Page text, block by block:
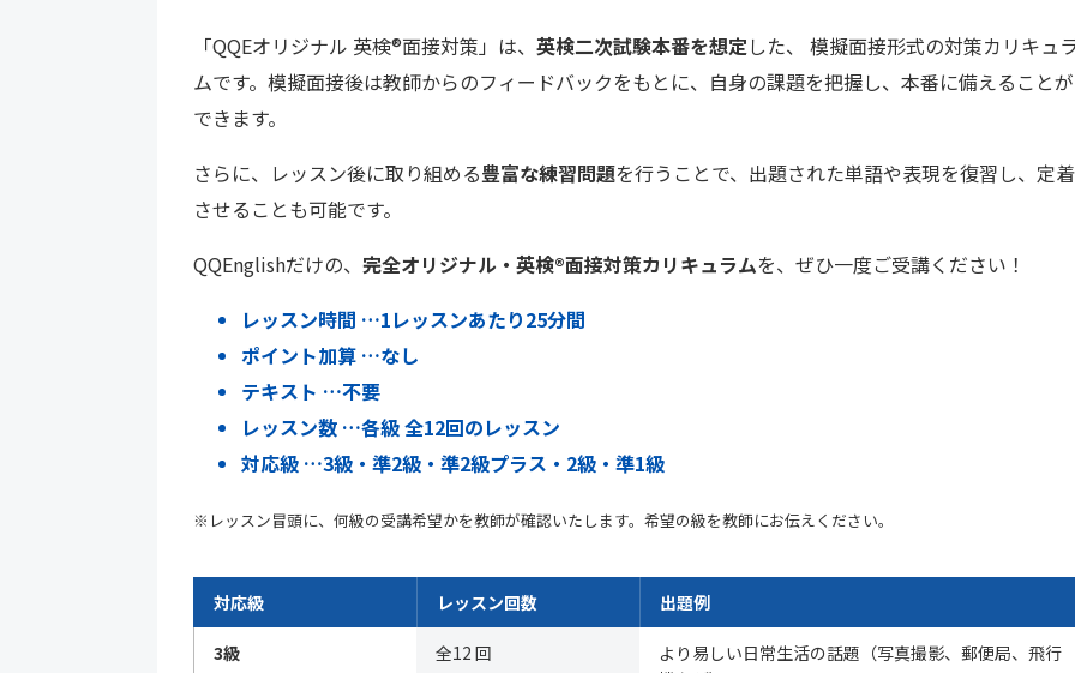
「QQEオリジナル 英検®面接対策」は、 英検二次試験本番を想定した、 模擬面接形式の対策カリキュラ
ムです。模擬面接後は教師からのフィードバックをもとに、自身の課題を把握し、本番に備えることが
できます。
さらに、レッスン後に取り組める豊富な練習問題を行うことで、出題された単語や表現を復習し、定着
させることも可能です。
QQEnglishだけの、 完全オリジナル・英検®面接対策カリキュラムを、ぜひ一度ご受講ください！
レッスン時間 …1レッスンあたり25分間
ポイント加算 …なし
テキスト …不要
レッスン数 …各級 全12回のレッスン
対応級 …3級・準2級・準2級プラス・2級・準1級
※レッスン冒頭に、何級の受講希望かを教師が確認いたします。希望の級を教師にお伝えください。
対応級 レッスン回数 出題例
3級 全12 回
より易しい日常生活の話題（写真撮影、郵便局、飛行